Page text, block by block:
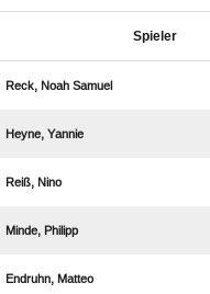
Spieler
  
 
 
 
 